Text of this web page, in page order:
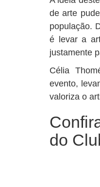
de arte
população.
é levar a
justamente
Célia
evento,
valoriza o
do